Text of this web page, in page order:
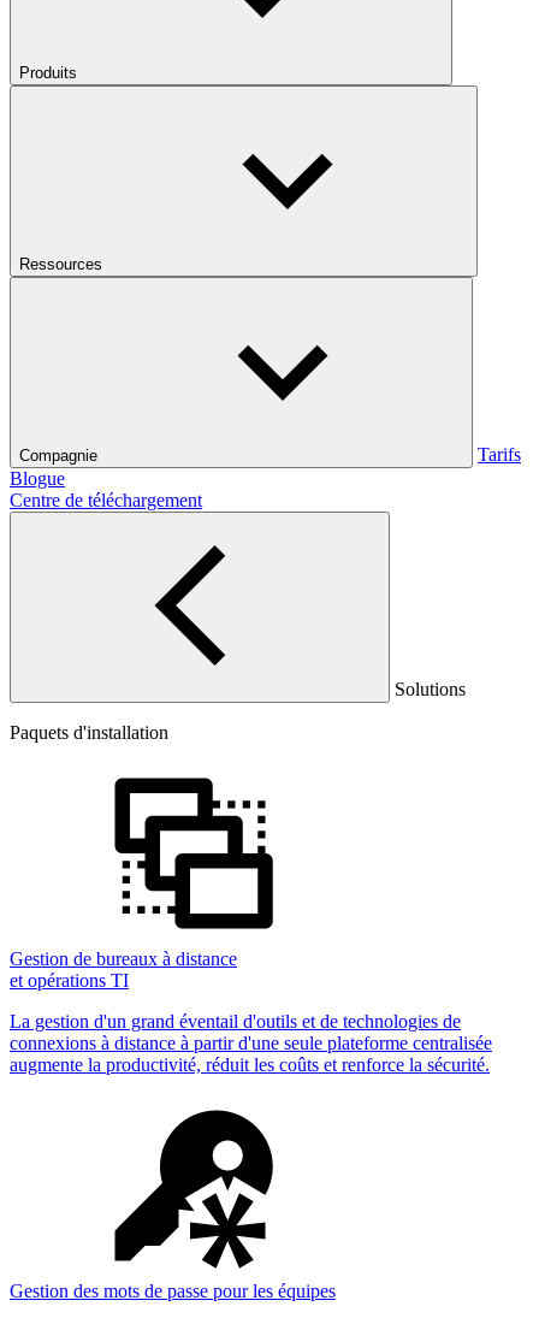
Produits
Ressources
Compagnie
Tarifs
Blogue
Centre de téléchargement
Solutions
Paquets d'installation
Gestion de bureaux à distance
et opérations TI
La gestion d'un grand éventail d'outils et de technologies de
connexions à distance à partir d'une seule plateforme centralisée
augmente la productivité, réduit les coûts et renforce la sécurité.
Gestion des mots de passe pour les équipes